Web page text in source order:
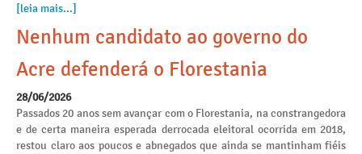
[leia mais...]
Nenhum candidato ao governo do
Acre defenderá o Florestania
28/06/2026
Passados 20 anos sem avançar com o Florestania, na constrangedora
e de certa maneira esperada derrocada eleitoral ocorrida em 2018,
restou claro aos poucos e abnegados que ainda se mantinham fiéis